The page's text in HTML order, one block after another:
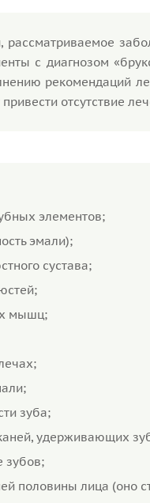
рассматриваемое
с диагнозом
рекомендаций
отсутствие
элементов;
эмали);
сустава;
мышц;
зуба;
удерживающих
зубов;
половины лица (оно